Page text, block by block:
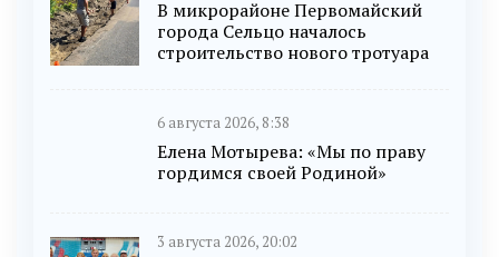
В микрорайоне Первомайский
города Сельцо началось
строительство нового тротуара
6 августа 2026, 8:38
Елена Мотырева: «Мы по праву
гордимся своей Родиной»
3 августа 2026, 20:02